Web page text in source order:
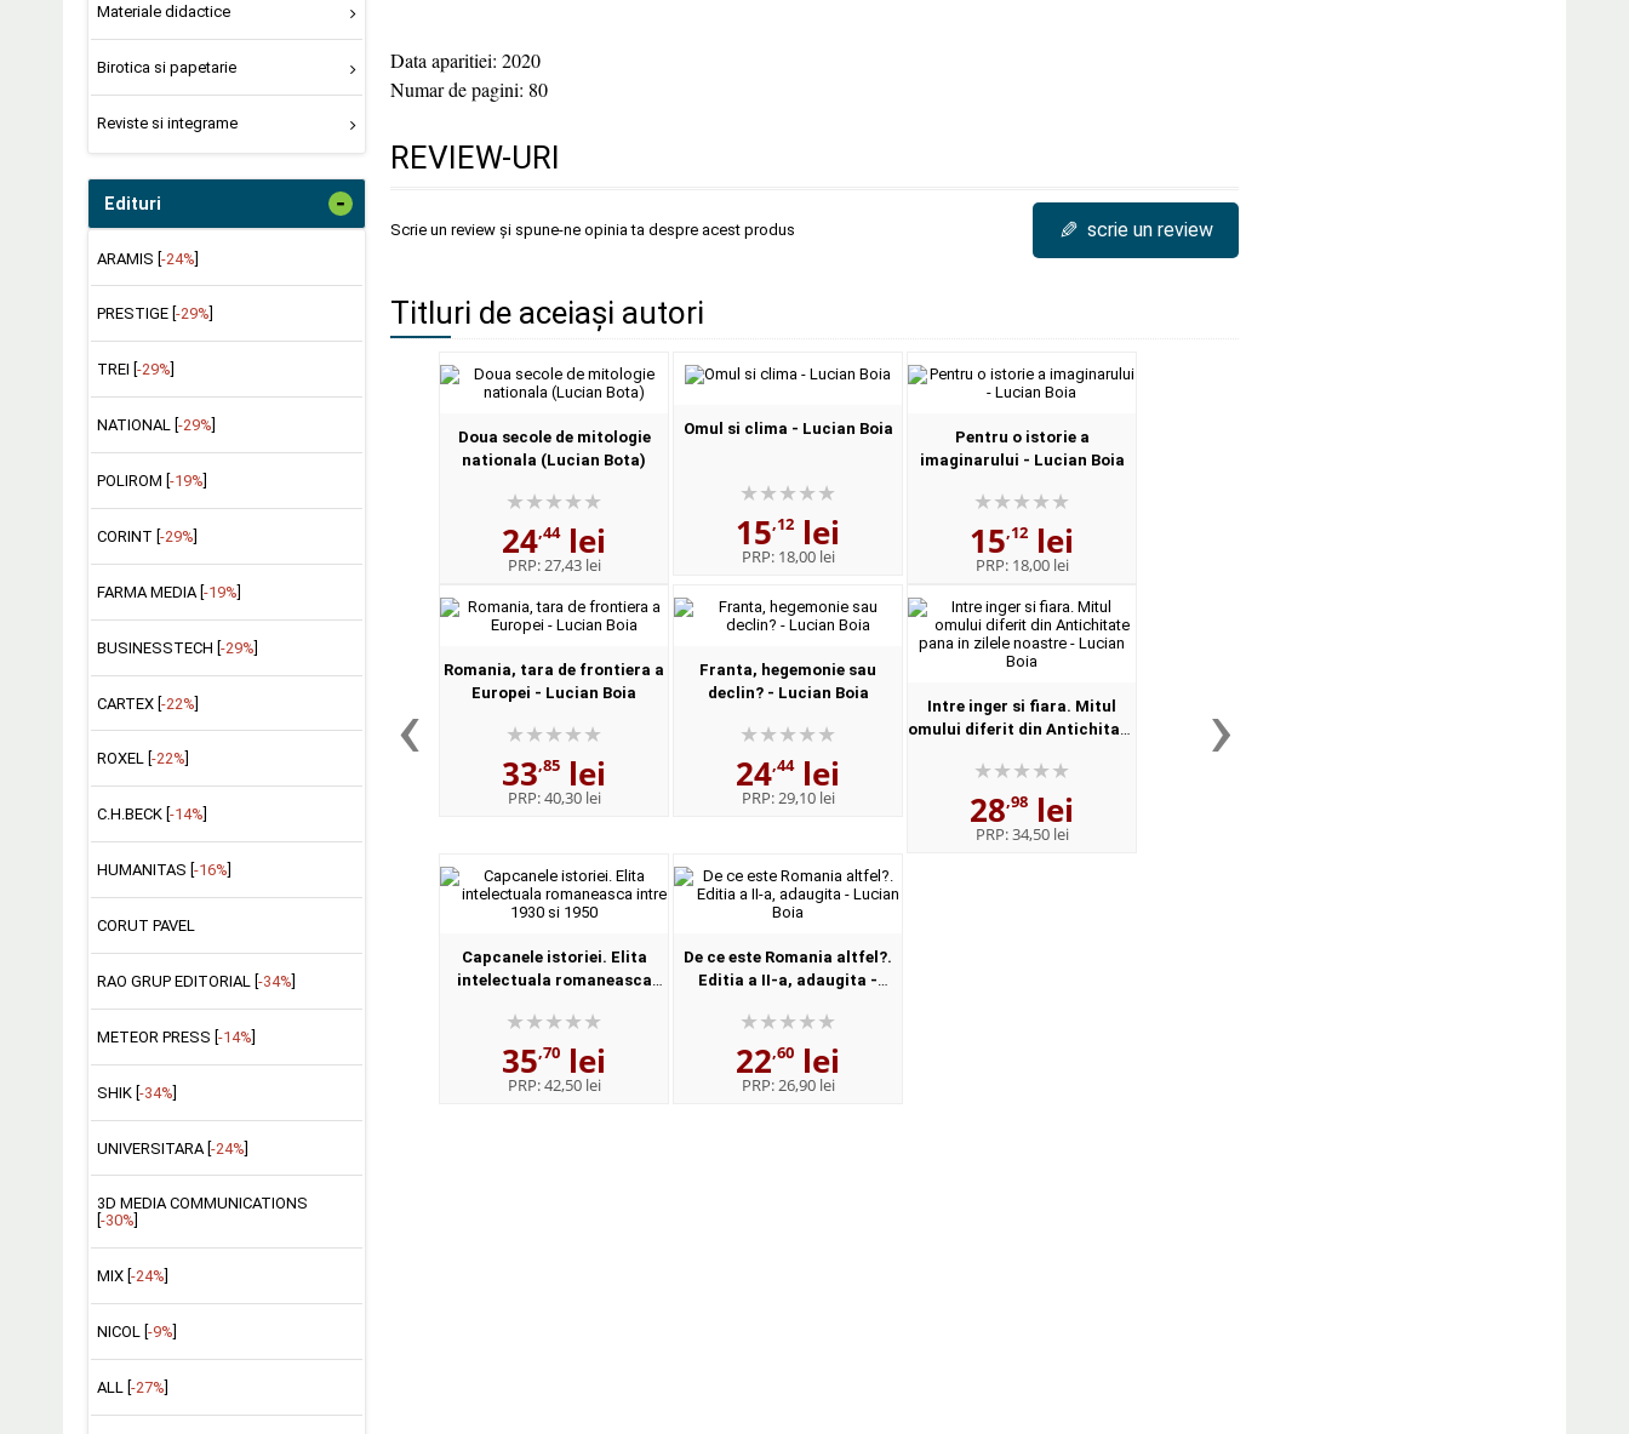
Materiale didactice
Birotica si papetarie
Reviste si integrame
Edituri -
ARAMIS [-24%]
PRESTIGE [ -29%
TREI [ -29%
NATIONAL [ -29%
POLIROM [ -19%
CORINT [ -29%
FARMA MEDIA [ -19%
BUSINESSTECH [-29%]
CARTEX [-22%]
ROXEL [ -22%
C.H.BECK [ -14%
HUMANITAS [ -16%
CORUT PAVEL
RAO GRUP EDITORIAL [ -34%
METEOR PRESS [ -14%
SHIK [-34%]
UNIVERSITARA [-24%]
3D MEDIA COMMUNICATIONS
-30%
MIX [ -24%
NICOL [ -9%
ALL [ -27%
Data aparitiei: 2020
Numar de pagini: 80
REVIEW-URI
Scrie un review și spune-ne opinia ta despre acest produs ✎ scrie un review
Titluri de aceiași autori
‹
Doua secole de mitologie
nationala (Lucian Bota)
24,44lei
PRP:27,43 lei
Omul si clima - Lucian Boia
15,12 lei
PRP: 18,00 lei
Pentru o istorie a
imaginarului - Lucian Boia
15,12 lei
PRP: 18,00 lei
Romania, tara de frontiera a
Europei - Lucian Boia
33,85 lei
PRP:40,30 lei
Franta, hegemonie sau
declin? - Lucian Boia
24,44lei
PRP:29,10 lei
Intre inger si fiara. Mitul
omului diferit din Antichitate
Lucian Boia
28,98 lei
PRP:34,50 lei
Capcanele istoriei. Elita
intelectuala romaneasca
35,70 lei
PRP:42,50 lei
De ce este Romania altfel?.
Editia a II-a, adaugita -
22,60 lei
PRP:26,90 lei
›